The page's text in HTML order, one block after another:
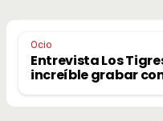
Ocio
Entrevista Los
increíble grabar